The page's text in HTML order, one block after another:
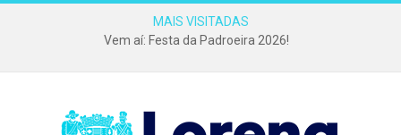
MAIS VISITADAS
Vem aí: Festa da Padroeira 2026!